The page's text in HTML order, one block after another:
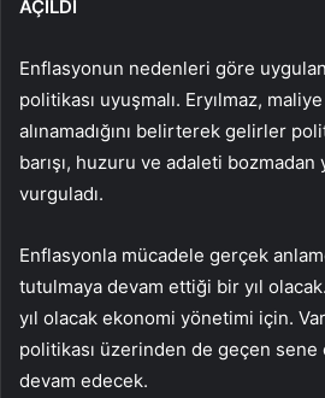
AÇILDI
Enflasyonun nedenleri göre
politikası uyuşmalı. Eryılmaz,
alınamadığını belirterek gelirler
barışı, huzuru ve adaleti bozmadan
vurguladı.
Enflasyonla mücadele gerçek
tutulmaya devam ettiği bir yıl
yıl olacak ekonomi yönetimi için.
politikası üzerinden de geçen sene
devam edecek.